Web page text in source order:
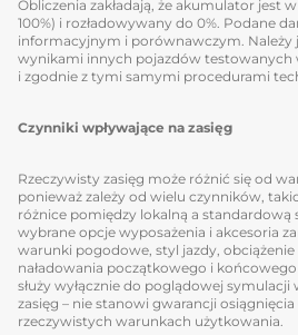
Obliczenia zakładają, że akumulator jest
100%) i rozładowywany do 0%. Podane
informacyjnym i porównawczym. Należy
wynikami innych pojazdów testowanych
i zgodnie z tymi samymi procedurami
Czynniki wpływające na zasięg
Rzeczywisty zasięg może różnić się od
ponieważ zależy od wielu czynników,
różnice pomiędzy lokalną a standardową
wybrane opcje wyposażenia i akcesoria
warunki pogodowe, styl jazdy,
naładowania początkowego i
służy wyłącznie do poglądowej
zasięg – nie stanowi gwarancji
rzeczywistych warunkach użytkowania.